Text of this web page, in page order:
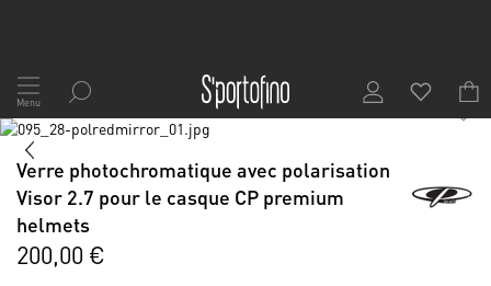
Allez
au
contenu
Menu
Skip
the
end
the
images
Skip
the
beginning
the
Verre photochromatique avec polarisation
Visor 2.7 pour le casque CP premium
helmets
200,00 €